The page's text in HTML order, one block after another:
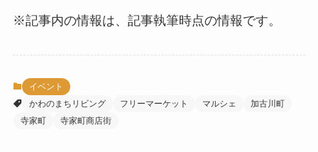
※記事内の情報は、記事執筆時点の情報です。
イベント
かわのまちリビング
フリーマーケット マルシェ
加古川町
寺家町
寺家町商店街